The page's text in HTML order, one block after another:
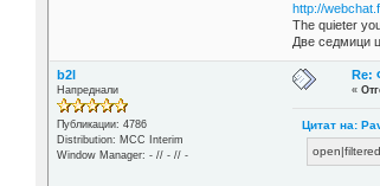
http://
The quieter
Две седмици
b2l
Напреднали
Публикации: 4786
Distribution: MCC Interim
Window Manager: - // - // -
Re:
«
Цитат на: